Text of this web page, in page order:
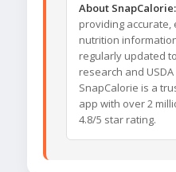
About SnapCalorie:
providing accurate,
nutrition
regularly updated
research and
SnapCalorie is a
app with over 2
4.8/5 star rating.